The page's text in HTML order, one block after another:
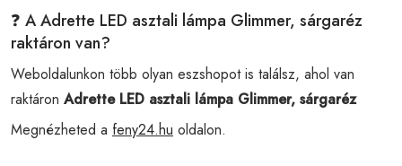
❓ A Adrette LED asztali lámpa Glimmer, sárgaréz
raktáron van?
Weboldalunkon több olyan eszshopot is találsz, ahol van
raktáron Adrette LED asztali lámpa Glimmer, sárgaréz
Megnézheted a feny24.hu oldalon.